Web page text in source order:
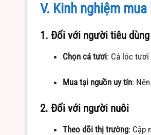
V. Kinh nghiệm
1. Đối với người tiêu dùng
Chọn cá tươi: Cá lóc tươi
Mua tại nguồn uy tín:
2. Đối với người nuôi
Theo dõi thị trường: Cập